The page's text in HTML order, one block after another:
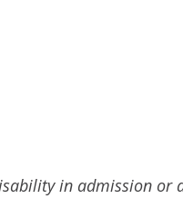
in admission or